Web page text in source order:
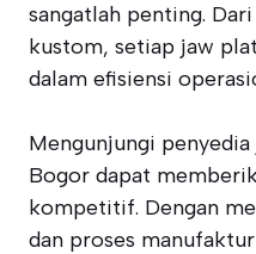
sangatlah penting.
kustom, setiap jaw
dalam efisiensi
Mengunjungi
Bogor dapat
kompetitif. Dengan
dan proses